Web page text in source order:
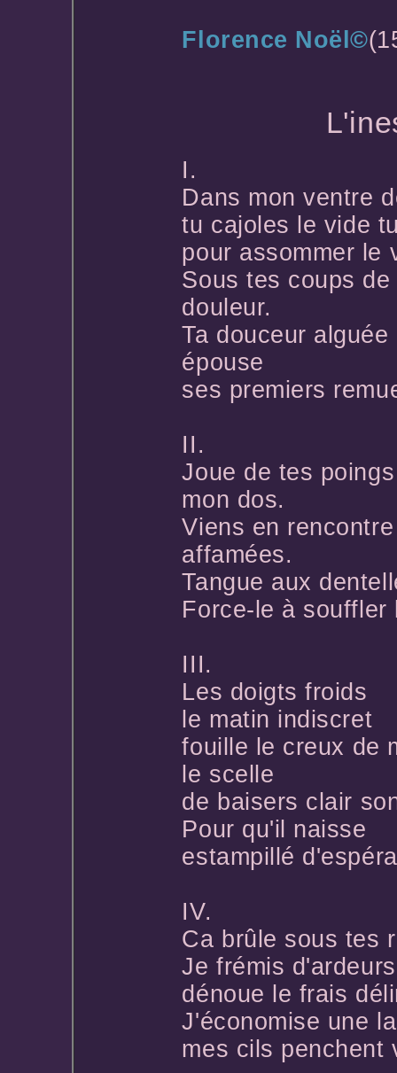
Florence Noël©
I.
Dans mon ventre
tu cajoles le vide
pour assommer le
Sous tes coups
douleur.
Ta douceur alguée
épouse
ses premiers
II.
Joue de tes
mon dos.
Viens en
affamées.
Tangue aux
Force-le à souffler
III.
Les doigts froids
le matin indiscret
fouille le creux de
le scelle
de baisers clair
Pour qu'il naisse
estampillé
IV.
Ca brûle sous tes
Je frémis
dénoue le frais
J'économise une
mes cils penchent